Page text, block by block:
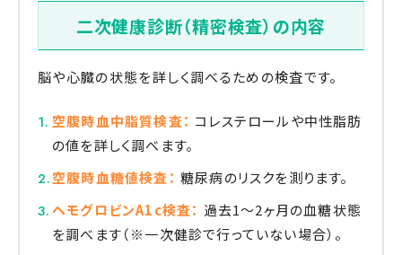
二次健康診断（精密検査）の内容
脳や心臓の状態を詳しく調べるための検査です。
空腹時血中脂質検査： コレステロールや中性脂肪
の値を詳しく調べます。
空腹時血糖値検査： 糖尿病のリスクを測ります。
ヘモグロビンA1c検査： 過去1〜2ヶ月の血糖状態
を調べます（※一次健診で行っていない場合）。